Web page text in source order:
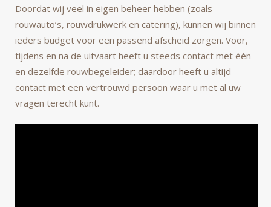
Doordat wij veel in eigen beheer hebben (zoals
rouwauto’s, rouwdrukwerk en catering), kunnen wij binnen
ieders budget voor een passend afscheid zorgen. Voor,
tijdens en na de uitvaart heeft u steeds contact met één
en dezelfde rouwbegeleider; daardoor heeft u altijd
contact met een vertrouwd persoon waar u met al uw
vragen terecht kunt.